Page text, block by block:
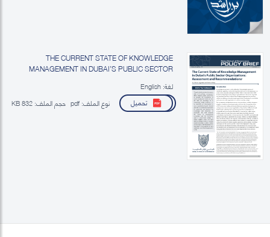
THE CURRENT STATE OF KNOWLEDGE
MANAGEMENT IN DUBAI’S PUBLIC SECTOR
RECOMMENDATIONS
لغة: English
تحميل
نوع الملف: حجم الملف: